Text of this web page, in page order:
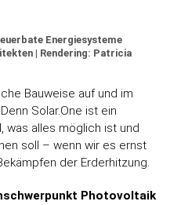
Energiesysteme
| Rendering: Patricia
Bauweise auf und im
Solar.One ist ein
was alles möglich ist und
soll – wenn wir es ernst
der Erderhitzung.
Photovoltaik